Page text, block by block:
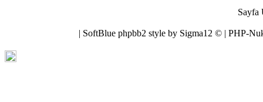
Sayfa
| SoftBlue phpbb2 style by Sigma12 © | PHP-